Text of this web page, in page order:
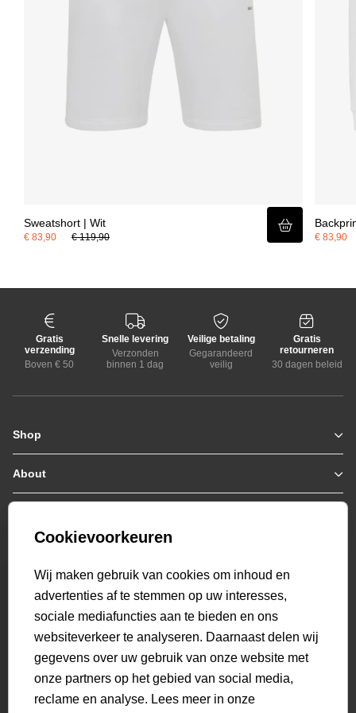
Sweatshort | Wit
€ 83,90 € 119,90 € 83,90
Gratis
verzending
Boven € 50
Snelle levering
Verzonden
binnen 1 dag
Veilige betaling
Gegarandeerd
veilig
Gratis
retourneren
30 dagen beleid
Shop
Zomerjassen
Jassen / Coats
Colberts
Hoodies
Polo's
T-shirts
Overshirts
Overhemden
Sweatpants
Broeken
Short sweatpants
About
Who we are
Genti X PSV
Bestellen & Betalen
Retourneren
Veelgestelde vragen
Mijn Account
beoordelingen
Cookievoorkeuren
Wij maken gebruik van cookies om inhoud en
advertenties af te stemmen op uw interesses,
sociale mediafuncties aan te bieden en ons
websiteverkeer te analyseren. Daarnaast delen wij
gegevens over uw gebruik van onze website met
onze partners op het gebied van social media,
reclame en analyse. Lees meer in onze